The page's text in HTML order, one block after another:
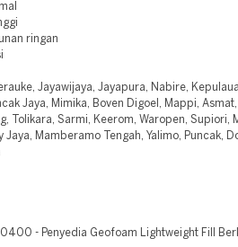
ringan
Jayawijaya, Jayapura, Nabire,
Jaya, Mimika, Boven Digoel, Mappi, Asmat,
Tolikara, Sarmi, Keerom, Waropen, Supiori,
Jaya, Mamberamo Tengah, Yalimo, Puncak,
- Penyedia Geofoam Lightweight Fill